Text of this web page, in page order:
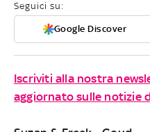
Seguici su:
Google Discover
Iscriviti alla nostra
aggiornato sulle notizie